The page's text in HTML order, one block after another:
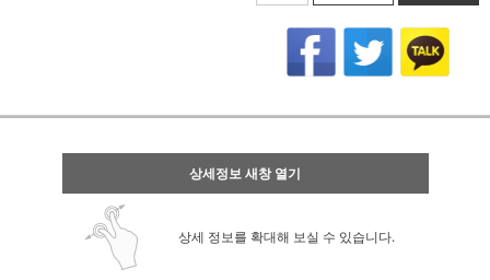
상세정보 새창 열기
상세 정보를 확대해 보실 수 있습니다.